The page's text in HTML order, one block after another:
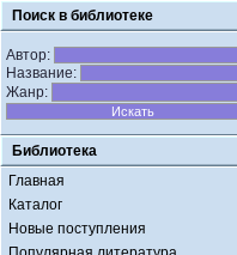
Поиск в библиотеке
Автор:
Название:
Жанр:
Библиотека
Главная
Каталог
Новые поступления